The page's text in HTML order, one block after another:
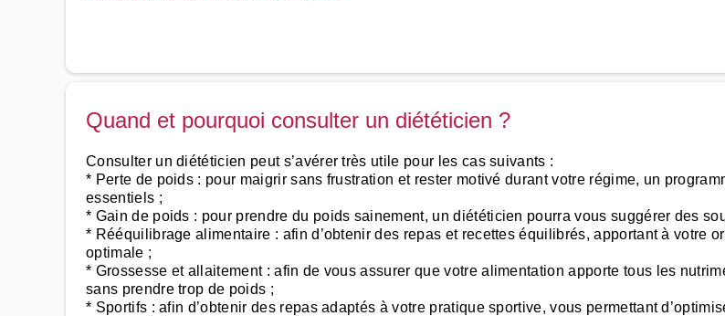
Quand et pourquoi consulter un diététicien ?
Consulter un diététicien peut s’avérer très utile pour les cas suivants :
* Perte de poids : pour maigrir sans frustration et rester motivé durant votre régime, un
essentiels ;
* Gain de poids : pour prendre du poids sainement, un diététicien pourra vous suggérer des
* Rééquilibrage alimentaire : afin d’obtenir des repas et recettes équilibrés, apportant à votre
optimale ;
* Grossesse et allaitement : afin de vous assurer que votre alimentation apporte tous les
sans prendre trop de poids ;
* Sportifs : afin d’obtenir des repas adaptés à votre pratique sportive, vous permettant